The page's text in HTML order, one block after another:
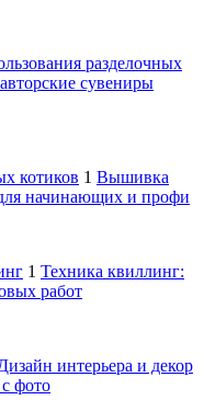
разделочных
сувениры
котиков 1 Вышивка
начинающих и профи
1 Техника квиллинг:
работ
интерьера и декор
фото